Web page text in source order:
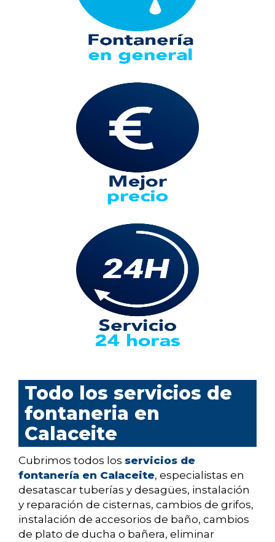
Todo los servicios de
fontaneria en
Calaceite
Cubrimos todos los servicios de
fontanería en Calaceite, especialistas en
desatascar tuberías y desagües, instalación
y reparación de cisternas, cambios de grifos,
instalación de accesorios de baño, cambios
de plato de ducha o bañera, eliminar